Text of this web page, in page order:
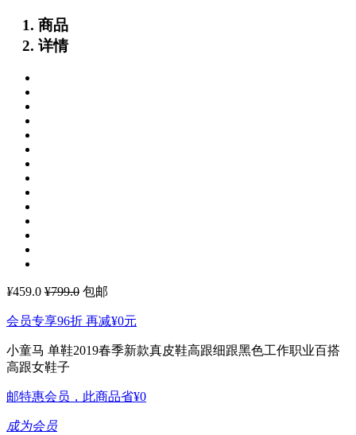
商品
详情
¥459.0 ¥799.0 包邮
会员专享96折 再减¥0元
小童马 单鞋2019春季新款真皮鞋高跟细跟黑色工作职业百搭
高跟女鞋子
邮特惠会员，此商品省¥0
成为会员